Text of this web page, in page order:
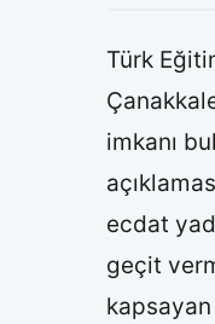
Türk
imkanı
ecdat
geçit